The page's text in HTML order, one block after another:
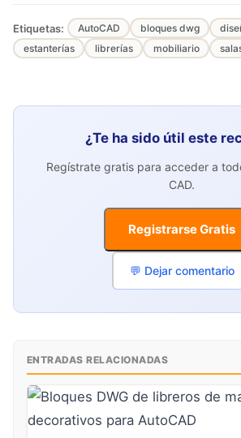
Etiquetas: AutoCAD bloques dwg
estanterías
librerías mobiliario
¿Te ha sido útil este
Regístrate gratis para acceder a
CAD.
Registrarse Gratis
💬 Dejar comentario
ENTRADAS RELACIONADAS